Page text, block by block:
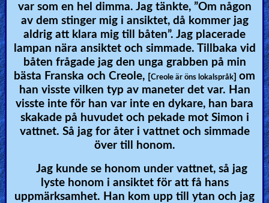
var som en hel dimma. Jag tänkte, ”Om någon
av dem stinger mig i ansiktet, då kommer jag
aldrig att klara mig till båten”. Jag placerade
lampan nära ansiktet och simmade. Tillbaka vid
båten frågade jag den unga grabben på min
bästa Franska och Creole, [Creole är öns lokalspråk] om
han visste vilken typ av maneter det var. Han
visste inte för han var inte en dykare, han bara
skakade på huvudet och pekade mot Simon i
vattnet. Så jag for åter i vattnet och simmade
över till honom.
Jag kunde se honom under vattnet, så jag
lyste honom i ansiktet för att få hans
uppmärksamhet. Han kom upp till ytan och jag